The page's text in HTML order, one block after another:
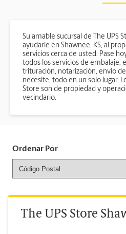
Su amable sucursal de The UPS
ayudarle en Shawnee, KS, al
servicios cerca de usted. Pase
todos los servicios de embalaje,
trituración, notarización, envío
necesite, todo en un solo lugar.
Store son de propiedad y
vecindario.
Ordenar Por
The UPS Store